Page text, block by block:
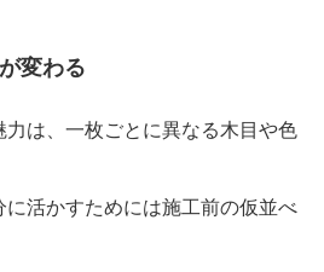
変わる
力は、一枚ごとに異なる木目や色
に活かすためには施工前の仮並べ